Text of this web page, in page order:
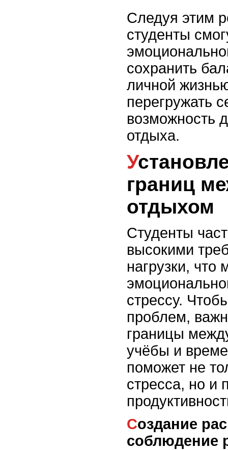
Следуя этим
студенты
сохранить
личной
перегружать
возможность
отдыха.
Установление чётких
границ
отдыхом
Студенты
высокими
нагрузки, что
стрессу.
проблем,
границы
учёбы и
поможет не
стресса, но и
Создание расписания и
соблюдение